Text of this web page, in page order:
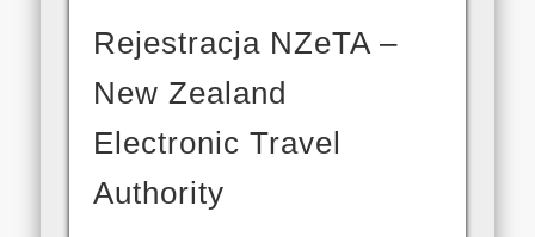
Rejestracja NZeTA –
New Zealand
Electronic Travel
Authority